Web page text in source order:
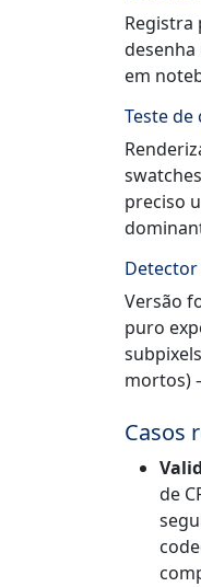
Registra
em
Teste de
preciso
Versão
puro
mortos)
Casos
de